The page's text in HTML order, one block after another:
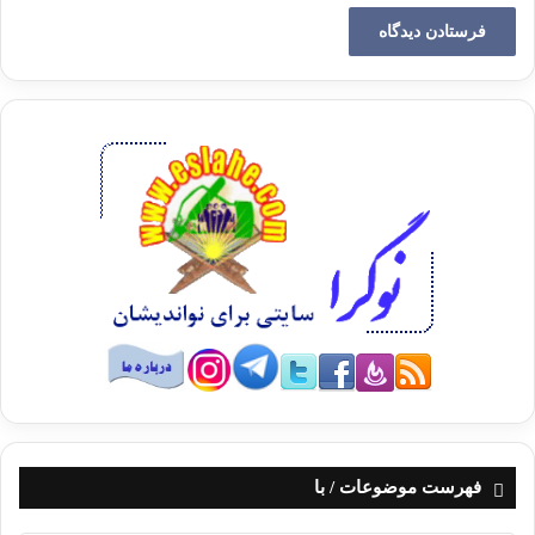
نشسته بودیم]، پیامبر (ص) سرش را بلند کرد و فرمود: از عذاب قبر
به خدا پناه ببرید – دو یا سه بار – سپس فرمود: بنده ی مؤمن
هنگامی که در حال بریدن از دنیا و روی کردن به آخرت است، فرشته
های سفید رویی از آسمان بر او نازل می شوند که گویی سیمایشان
عطری از عطرهای بهشت با خود به همراه دارند تا این که در فاصله
دید چشم نسبت به او می نشینند، سپس ملک الموت آمده و کنار
سرش می نشیند و می گوید ای نفس مطمئنه خارج شو، خارج شو
به سوی بخشش و رضایتی از جانب خدا. پس به محض این که جان
خارج می شود و روان می شود و همانند دهنه مشک آب جاری می
شود آن را (جان را) می گیرد و آن فرشته های از دور نشسته در یک
چشم به هم زدن آن را از دستش گرفته و در آن کفن و آن عطرها
قرار می دهند. بویی از آن کفن خارج می شود مانند خوشبوترین
این روح پاک از آن کیست؟ می گویند فلان پسر فلان، با نیکوترین
اسمی که در دنیا نام گذاری شده بود. تا او را به آسمان دنیا می
فهرست موضوعات / با